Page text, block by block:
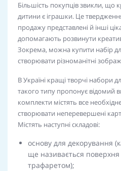
Більшість покупців звикли,
дитини є іграшки. Це
продажу представлені й інші
допомагають розвинути
Зокрема, можна купити набір
створювати різноманітні
В Україні кращі творчі набори
такого типу пропонує відомий
комплекти містять все
створювати неперевершені
Містять наступні складові:
основу для декорування
ще називається
трафаретом);